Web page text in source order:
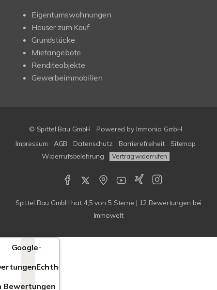
Eigentumswohnungen
Häuser zum Kauf
Grundstücke
Mietangebote
Renditeobjekte
Gewerbeimmobilien
© Spittel Bau GmbH Powered by Immonia GmbH
Impressum
AGB Datenschutz Barrierefreiheit
Sitemap
Widerrufsbelehrung
Vertrag widerrufen
Spittel Bau GmbH hat 4,5 von 5 Sterne | 12 Bewertungen bei
Immowelt
Google-
Echtheit
Bewertungen